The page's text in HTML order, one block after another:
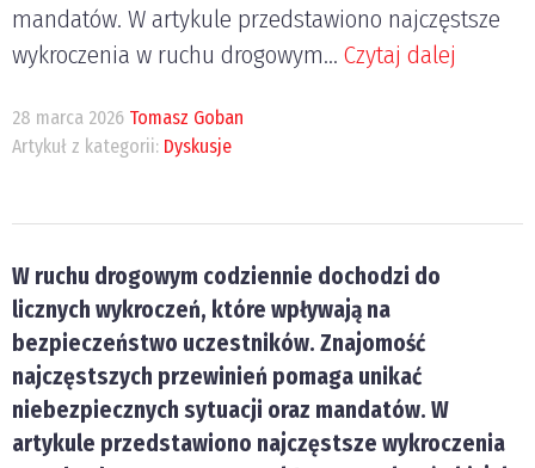
mandatów. W artykule przedstawiono najczęstsze
wykroczenia w ruchu drogowym... Czytaj dalej
28 marca 2026 Tomasz Goban
Artykuł z kategorii: Dyskusje
W ruchu drogowym codziennie dochodzi do
licznych wykroczeń, które wpływają na
bezpieczeństwo uczestników. Znajomość
najczęstszych przewinień pomaga unikać
niebezpiecznych sytuacji oraz mandatów. W
artykule przedstawiono najczęstsze wykroczenia